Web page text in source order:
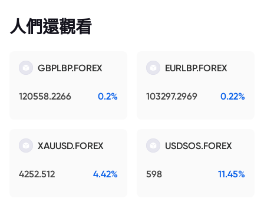
人們還觀看
GBPLBP.FOREX
120558.2266 0.2%
EURLBP.FOREX
103297.2969 0.22%
XAUUSD.FOREX
4252.512 4.42%
USDSOS.FOREX
598 11.45%